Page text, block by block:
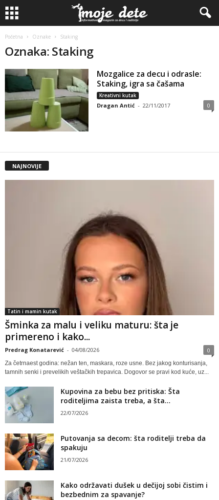
Početna Oznake Staking
Oznaka: Staking
Mozgalice za decu i odrasle:
Staking, igra sa čašama
Kreativni kutak
Dragan Antić - 22/11/2017 0
NAJNOVIJE
Tatin i mamin kutak
Šminka za malu i veliku maturu: šta je
primereno i kako...
Predrag Konatarević - 04/08/2026 0
Za četrnaest godina: nežan ten, maskara, roze usne. Bez jakog konturisanja,
tamnih senki i prevelikih veštačkih trepavica. Dogovor se pravi kod kuće, uz...
Kupovina za bebu bez pritiska: Šta
roditeljima zaista treba, a šta...
22/07/2026
Putovanja sa decom: šta roditelji treba da
spakuju
21/07/2026
Kako održavati dušek u dečijoj sobi čistim i
bezbednim za spavanje?